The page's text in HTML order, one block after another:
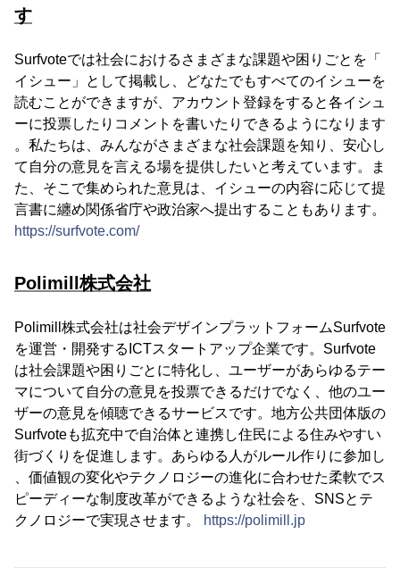
す
Surfvoteでは社会におけるさまざまな課題や困りごとを「
イシュー」として掲載し、どなたでもすべてのイシューを
読むことができますが、アカウント登録をすると各イシュ
ーに投票したりコメントを書いたりできるようになります
。私たちは、みんながさまざまな社会課題を知り、安心し
て自分の意見を言える場を提供したいと考えています。ま
た、そこで集められた意見は、イシューの内容に応じて提
言書に纏め関係省庁や政治家へ提出することもあります。
https://surfvote.com/
Polimill株式会社
Polimill株式会社は社会デザインプラットフォームSurfvote
を運営・開発するICTスタートアップ企業です。Surfvote
は社会課題や困りごとに特化し、ユーザーがあらゆるテー
マについて自分の意見を投票できるだけでなく、他のユー
ザーの意見を傾聴できるサービスです。地方公共団体版の
Surfvoteも拡充中で自治体と連携し住民による住みやすい
街づくりを促進します。あらゆる人がルール作りに参加し
、価値観の変化やテクノロジーの進化に合わせた柔軟でス
ピーディーな制度改革ができるような社会を、SNSとテ
クノロジーで実現させます。
https://polimill.jp